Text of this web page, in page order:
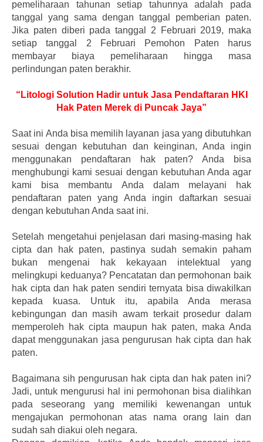
pemeliharaan tahunan setiap tahunnya adalah pada
tanggal yang sama dengan tanggal pemberian paten.
Jika paten diberi pada tanggal 2 Februari 2019, maka
setiap tanggal 2 Februari Pemohon Paten harus
membayar biaya pemeliharaan hingga masa
perlindungan paten berakhir.
“Litologi Solution Hadir untuk Jasa Pendaftaran HKI
Hak Paten Merek di Puncak Jaya”
Saat ini Anda bisa memilih layanan jasa yang dibutuhkan
sesuai dengan kebutuhan dan keinginan, Anda ingin
menggunakan pendaftaran hak paten? Anda bisa
menghubungi kami sesuai dengan kebutuhan Anda agar
kami bisa membantu Anda dalam melayani hak
pendaftaran paten yang Anda ingin daftarkan sesuai
dengan kebutuhan Anda saat ini.
Setelah mengetahui penjelasan dari masing-masing hak
cipta dan hak paten, pastinya sudah semakin paham
bukan mengenai hak kekayaan intelektual yang
melingkupi keduanya? Pencatatan dan permohonan baik
hak cipta dan hak paten sendiri ternyata bisa diwakilkan
kepada kuasa. Untuk itu, apabila Anda merasa
kebingungan dan masih awam terkait prosedur dalam
memperoleh hak cipta maupun hak paten, maka Anda
dapat menggunakan jasa pengurusan hak cipta dan hak
paten.
Bagaimana sih pengurusan hak cipta dan hak paten ini?
Jadi, untuk mengurusi hal ini permohonan bisa dialihkan
pada seseorang yang memiliki kewenangan untuk
mengajukan permohonan atas nama orang lain dan
sudah sah diakui oleh negara.